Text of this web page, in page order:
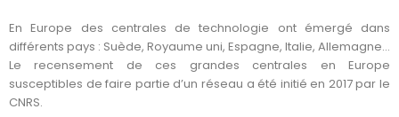
En Europe des centrales de technologie ont émergé dans
différents pays : Suède, Royaume uni, Espagne, Italie, Allemagne…
Le recensement de ces grandes centrales en Europe
susceptibles de faire partie d’un réseau a été initié en 2017 par le
CNRS.